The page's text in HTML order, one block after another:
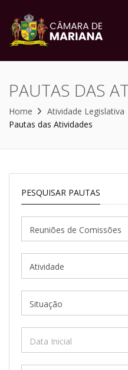
PAUTAS DAS
Home Atividade Legislativa
Pautas das Atividades
PESQUISAR PAUTAS